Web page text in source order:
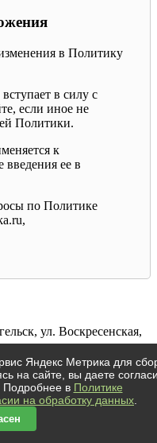
в Политику
в силу с
если иное не
Политики.
к
ее в
по Политике
ул. Воскресенская,
Яндекс Метрика для
на сайте, вы даете
Подробнее в Политике
на обработку данных